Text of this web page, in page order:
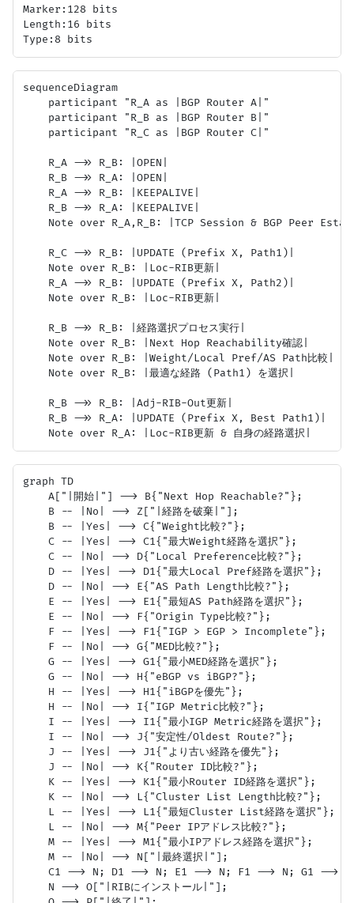
Marker:128 bits
Length:16 bits
sequenceDiagram
    participant "R_A as |BGP Router A|"
    participant "R_B as |BGP Router B|"
    participant "R_C as |BGP Router C|"
    R_A ->> R_B: |OPEN|
    R_B ->> R_A: |OPEN|
    R_A ->> R_B: |KEEPALIVE|
    R_B ->> R_A: |KEEPALIVE|
Note over R_A,R_B: |TCP Session & BGP Peer
    R_C ->> R_B: |UPDATE (Prefix X, Path1)|
    Note over R_B: |Loc-RIB更新|
    R_A ->> R_B: |UPDATE (Prefix X, Path2)|
    Note over R_B: |Loc-RIB更新|
    R_B ->> R_B: |経路選択プロセス実行|
    Note over R_B: |Next Hop Reachability確認|
    Note over R_B: |Weight/Local Pref/AS Path比較|
    Note over R_B: |最適な経路 (Path1) を選択|
    R_B ->> R_B: |Adj-RIB-Out更新|
    R_B ->> R_A: |UPDATE (Prefix X, Best Path1)|
graph TD
    A["|開始|"] --> B{"Next Hop Reachable?"};
    B -- |No| --> Z["|経路を破棄|"];
    B -- |Yes| --> C{"Weight比較?"};
    C -- |Yes| --> C1{"最大Weight経路を選択"};
    C -- |No| --> D{"Local Preference比較?"};
    D -- |Yes| --> D1{"最大Local Pref経路を選択"};
    D -- |No| --> E{"AS Path Length比較?"};
    E -- |Yes| --> E1{"最短AS Path経路を選択"};
    E -- |No| --> F{"Origin Type比較?"};
    F -- |Yes| --> F1{"IGP > EGP > Incomplete"};
    F -- |No| --> G{"MED比較?"};
    G -- |Yes| --> G1{"最小MED経路を選択"};
    G -- |No| --> H{"eBGP vs iBGP?"};
    H -- |Yes| --> H1{"iBGPを優先"};
    H -- |No| --> I{"IGP Metric比較?"};
    I -- |Yes| --> I1{"最小IGP Metric経路を選択"};
    I -- |No| --> J{"安定性/Oldest Route?"};
    J -- |Yes| --> J1{"より古い経路を優先"};
    J -- |No| --> K{"Router ID比較?"};
    K -- |Yes| --> K1{"最小Router ID経路を選択"};
    K -- |No| --> L{"Cluster List Length比較?"};
    L -- |Yes| --> L1{"最短Cluster List経路を選択"};
    L -- |No| --> M{"Peer IPアドレス比較?"};
    M -- |Yes| --> M1{"最小IPアドレス経路を選択"};
    M -- |No| --> N["|最終選択|"];
C1 --> N; D1 --> N; E1 --> N; F1 --> N; G1 -->
    N --> O["|RIBにインストール|"];